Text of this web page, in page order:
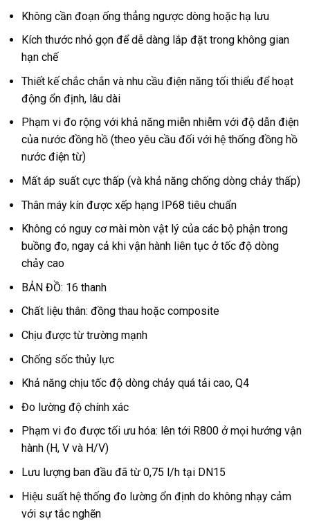
Không cần đoạn ống thẳng ngược dòng hoặc hạ lưu
Kích thước nhỏ gọn để dễ dàng lắp đặt trong không gian
hạn chế
Thiết kế chắc chắn và nhu cầu điện năng tối thiểu để hoạt
động ổn định, lâu dài
Phạm vi đo rộng với khả năng miễn nhiễm với độ dẫn điện
của nước đồng hồ (theo yêu cầu đối với hệ thống đồng hồ
nước điện từ)
Mất áp suất cực thấp (và khả năng chống dòng chảy thấp)
Thân máy kín được xếp hạng IP68 tiêu chuẩn
Không có nguy cơ mài mòn vật lý của các bộ phận trong
buồng đo, ngay cả khi vận hành liên tục ở tốc độ dòng
chảy cao
BẢN ĐỒ: 16 thanh
Chất liệu thân: đồng thau hoặc composite
Chịu được từ trường mạnh
Chống sốc thủy lực
Khả năng chịu tốc độ dòng chảy quá tải cao, Q4
Đo lường độ chính xác
Phạm vi đo được tối ưu hóa: lên tới R800 ở mọi hướng vận
hành (H, V và H/V)
Lưu lượng ban đầu đã từ 0,75 l/h tại DN15
Hiệu suất hệ thống đo lường ổn định do không nhạy cảm
với sự tắc nghẽn